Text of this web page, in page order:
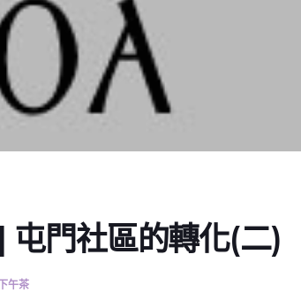
門社區的轉化(二)
午茶